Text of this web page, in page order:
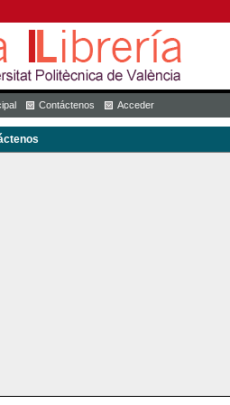
Contáctenos Acceder